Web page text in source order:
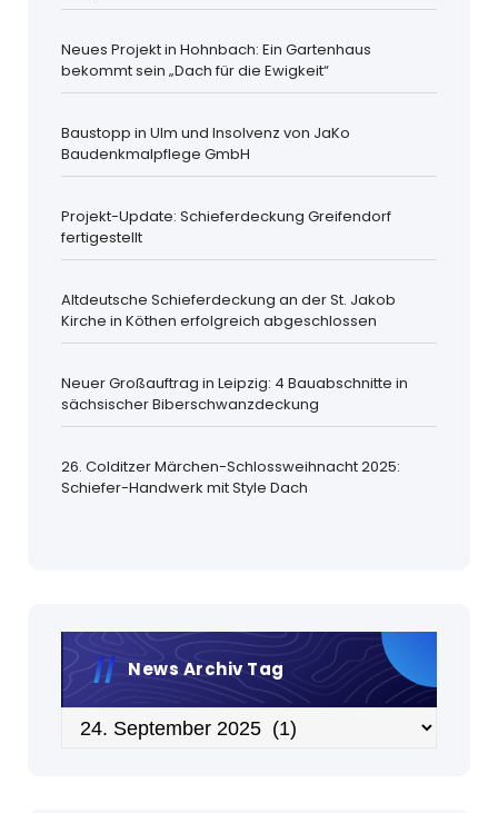
Neues Projekt in Hohnbach: Ein Gartenhaus
bekommt sein „Dach für die Ewigkeit“
Baustopp in Ulm und Insolvenz von JaKo
Baudenkmalpflege GmbH
Projekt-Update: Schieferdeckung Greifendorf
fertigestellt
Altdeutsche Schieferdeckung an der St. Jakob
Kirche in Köthen erfolgreich abgeschlossen
Neuer Großauftrag in Leipzig: 4 Bauabschnitte in
sächsischer Biberschwanzdeckung
26. Colditzer Märchen-Schlossweihnacht 2025:
Schiefer-Handwerk mit Style Dach
News Archiv Tag
Archiv